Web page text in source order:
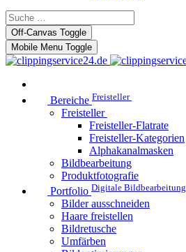
Off-Canvas Toggle
Mobile Menu Toggle
Bereiche Freisteller
Freisteller
Freisteller-Flatrate
Freisteller-Kategorien
Alphakanalmasken
Bildbearbeitung
Produktfotografie
Portfolio Digitale Bildbearbeitung
Bilder ausschneiden
Haare freistellen
Bildretusche
Umfärben